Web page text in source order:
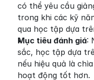
có thể yêu cầu
trong khi các kỹ
qua học tập dựa
Mục tiêu đánh giá:
sắc, học tập dựa
nếu hiệu quả là
hoạt động tốt hơn.